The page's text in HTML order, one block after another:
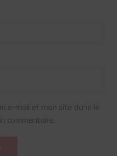
e-mail et mon site dans le
commentaire.